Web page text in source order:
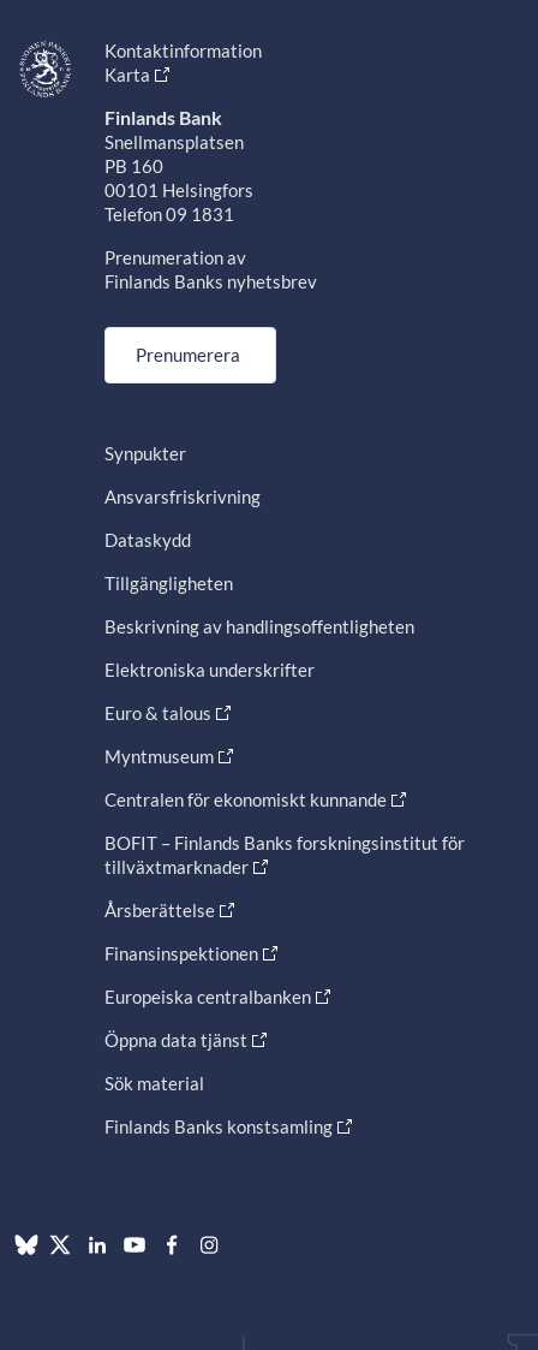
Kontaktinformation
Karta
Finlands Bank
Snellmansplatsen
PB 160
00101 Helsingfors
Telefon 09 1831
Prenumeration av
Finlands Banks nyhetsbrev
Prenumerera
Synpukter
Ansvarsfriskrivning
Dataskydd
Tillgängligheten
Beskrivning av handlingsoffentligheten
Elektroniska underskrifter
Euro & talous
Myntmuseum
Centralen för ekonomiskt kunnande
BOFIT – Finlands Banks forskningsinstitut för
tillväxtmarknader
Årsberättelse
Finansinspektionen
Europeiska centralbanken
Öppna data tjänst
Sök material
Finlands Banks konstsamling